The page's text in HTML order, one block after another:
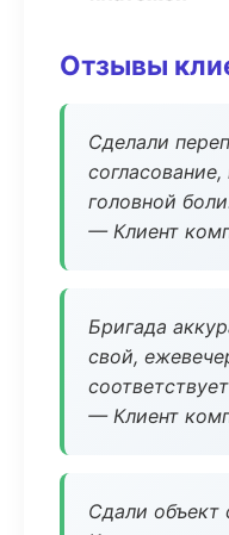
Отзывы
Сделали
головной
— Клиент
Бригада
свой,
— Клиент
Сдали объект